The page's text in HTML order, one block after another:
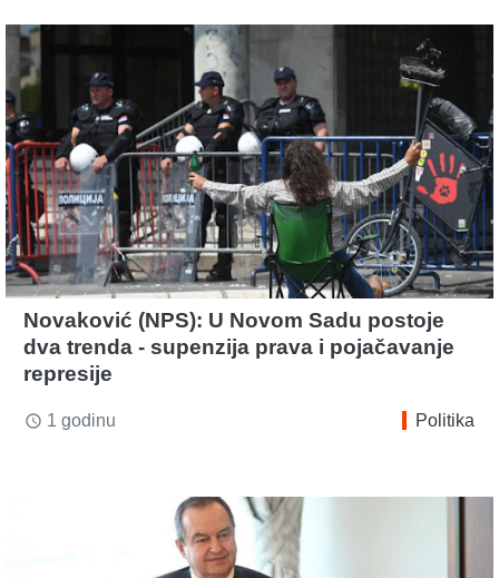
Novaković (NPS): U Novom Sadu postoje
dva trenda - supenzija prava i pojačavanje
represije
access_time 1 godinu Politika